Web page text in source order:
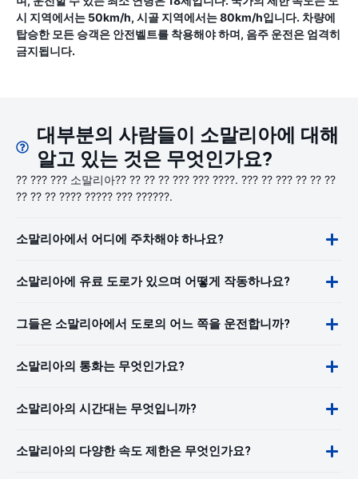
시 지역에서는 50km/h, 시골 지역에서는 80km/h입니다. 차량에
탑승한 모든 승객은 안전벨트를 착용해야 하며, 음주 운전은 엄격히
금지됩니다.
대부분의 사람들이 소말리아에 대해
알고 있는 것은 무엇인가요?
?? ??? ??? 소말리아?? ?? ?? ?? ??? ??? ????. ??? ?? ??? ?? ?? ??
?? ?? ?? ???? ????? ??? ??????.
소말리아에서 어디에 주차해야 하나요?
소말리아에 유료 도로가 있으며 어떻게 작동하나요?
그들은 소말리아에서 도로의 어느 쪽을 운전합니까?
소말리아의 통화는 무엇인가요?
소말리아의 시간대는 무엇입니까?
소말리아의 다양한 속도 제한은 무엇인가요?